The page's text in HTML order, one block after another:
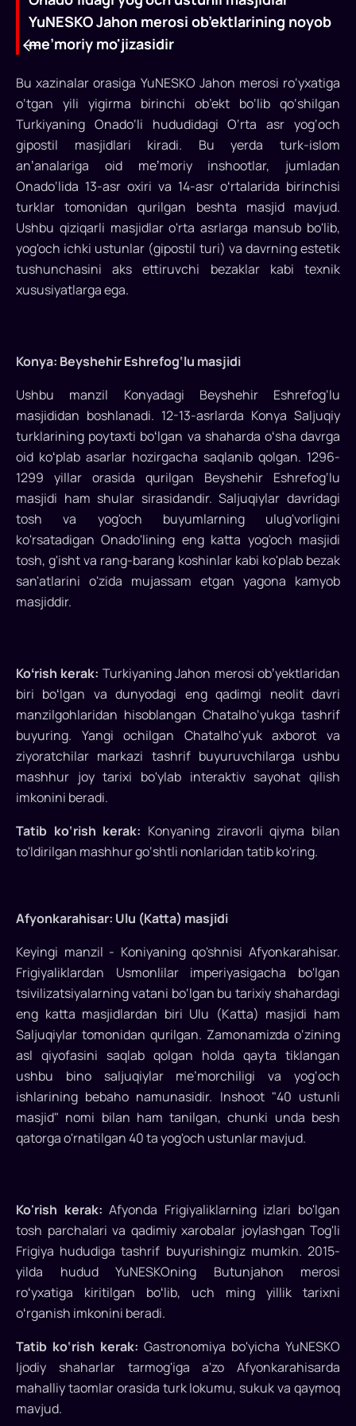
Onado‘lidagi
yog'och
ustunli
masjidlar
Jahon
merosi
ob’ektlarining
noyob
me’moriy
mo'jizasidir
Tarix
davomida
ko‘lab
qadimiy
tsivilizatsiyalarning
vatani
o'lkasi
bugungi
kunda
tashrif
buyuruvchilar
uchun
noyob
taassurotlarni
taqdim
etadigan
tarixiy
kashfiyotlarga
YuNESKO Jahon merosi ob’ektlarining noyob
me’moriy mo'jizasidir
Bu xazinalar orasiga YuNESKO Jahon merosi ro‘yxatiga
o‘tgan yili yigirma birinchi ob’ekt bo‘lib qo‘shilgan
Turkiyaning Onado‘li hududidagi O‘rta asr yog‘och
gipostil masjidlari kiradi. Bu yerda turk-islom
anʼanalariga oid meʼmoriy inshootlar, jumladan
Onado‘lida 13-asr oxiri va 14-asr oʻrtalarida birinchisi
turklar tomonidan qurilgan beshta masjid mavjud.
Ushbu qiziqarli masjidlar o'rta asrlarga mansub bo'lib,
yog'och ichki ustunlar (gipostil turi) va davrning estetik
tushunchasini aks ettiruvchi bezaklar kabi texnik
xususiyatlarga ega.
Konya: Beyshehir Eshrefog‘lu masjidi
Ushbu manzil Konyadagi Beyshehir Eshrefog‘lu
masjididan boshlanadi. 12-13-asrlarda Konya Saljuqiy
turklarining poytaxti boʻlgan va shaharda oʻsha davrga
oid koʻplab asarlar hozirgacha saqlanib qolgan. 1296-
1299 yillar orasida qurilgan Beyshehir Eshrefog‘lu
masjidi ham shular sirasidandir. Saljuqiylar davridagi
tosh va yog'och buyumlarning ulug'vorligini
ko'rsatadigan Onado'lining eng katta yog'och masjidi
tosh, g'isht va rang-barang koshinlar kabi ko'plab bezak
san'atlarini o'zida mujassam etgan yagona kamyob
masjiddir.
Koʻrish kerak: Turkiyaning Jahon merosi obʼyektlaridan
biri boʻlgan va dunyodagi eng qadimgi neolit davri
manzilgohlaridan hisoblangan Chatalho‘yukga tashrif
buyuring. Yangi ochilgan Chatalho‘yuk axborot va
ziyoratchilar markazi tashrif buyuruvchilarga ushbu
mashhur joy tarixi bo'ylab interaktiv sayohat qilish
imkonini beradi.
Tatib ko‘rish kerak: Konyaning ziravorli qiyma bilan
to'ldirilgan mashhur go‘shtli nonlaridan tatib ko'ring.
Afyonkarahisar: Ulu (Katta) masjidi
Keyingi manzil - Koniyaning qo'shnisi Afyonkarahisar.
Frigiyaliklardan Usmonlilar imperiyasigacha bo'lgan
tsivilizatsiyalarning vatani bo‘lgan bu tarixiy shahardagi
eng katta masjidlardan biri Ulu (Katta) masjidi ham
Saljuqiylar tomonidan qurilgan. Zamonamizda o‘zining
asl qiyofasini saqlab qolgan holda qayta tiklangan
ushbu bino saljuqiylar me’morchiligi va yog‘och
ishlarining bebaho namunasidir. Inshoot "40 ustunli
masjid" nomi bilan ham tanilgan, chunki unda besh
qatorga o'rnatilgan 40 ta yog'och ustunlar mavjud.
Ko'rish kerak: Afyonda Frigiyaliklarning izlari bo'lgan
tosh parchalari va qadimiy xarobalar joylashgan Tog'li
Frigiya hududiga tashrif buyurishingiz mumkin. 2015-
yilda hudud YuNESKOning Butunjahon merosi
roʻyxatiga kiritilgan boʻlib, uch ming yillik tarixni
oʻrganish imkonini beradi.
Tatib ko‘rish kerak: Gastronomiya bo'yicha YuNESKO
Ijodiy shaharlar tarmog'iga a'zo Afyonkarahisarda
mahalliy taomlar orasida turk lokumu, sukuk va qaymoq
mavjud.